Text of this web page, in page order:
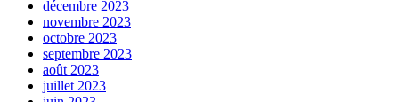
décembre 2023
novembre 2023
octobre 2023
septembre 2023
août 2023
juillet 2023